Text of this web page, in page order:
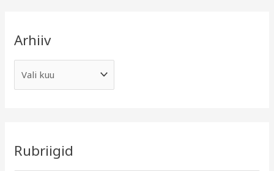
Arhiiv
Rubriigid